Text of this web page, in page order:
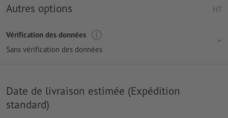
Autres options HT
Vérification des données
Sans vérification des données
Date de livraison estimée (Expédition
standard)